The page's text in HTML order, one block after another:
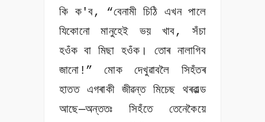
কি ক'ব, “বেনামী চিঠি এখন পালে
যিকোনো মানুহেই ভয় খাব, সঁচা
হওঁক বা মিছা হওঁক। তোৰ নালাগিব
জানো!” মোক দেখুৱাবলৈ সিহঁতৰ
হাতত এগৰাকী জীৱন্ত মিচেছ থৰৱাল্ড
আছে—অন্ততঃ সিহঁতে তেনেকৈয়ে